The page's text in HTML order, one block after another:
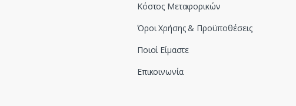
Κόστος Μεταφορικών
Όροι Χρήσης & Προϋποθέσεις
Ποιοί Είμαστε
Επικοινωνία